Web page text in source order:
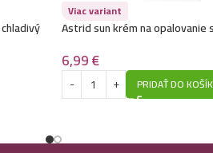
Viac variant
Astrid sun krém na opalovanie
6,99€
PRIDAŤ DO